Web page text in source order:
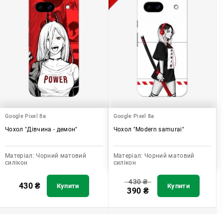
Google Pixel 8a
Чохол "Дівчина - демон"
Матеріал: Чорний матовий
силікон
430₴ Купити
Google Pixel 8a
Чохол "Modern samurai"
Матеріал: Чорний матовий
силікон
430₴
390 ₴ Купити